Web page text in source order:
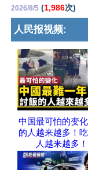
2026/8/5 (1,986次)
人民报视频:
中国最可怕的变
的人越来越多！
人越来越多！